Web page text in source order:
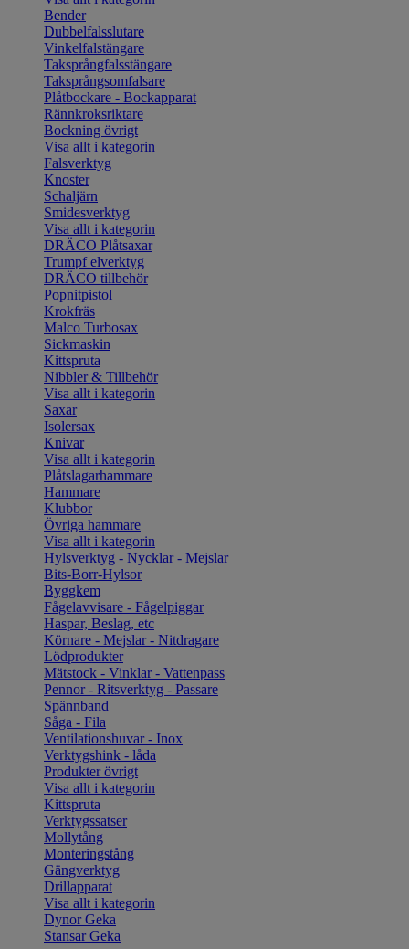
Bender
Dubbelfalsslutare
Vinkelfalstängare
Taksprångfalsstängare
Taksprångsomfalsare
Plåtbockare - Bockapparat
Rännkroksriktare
Bockning övrigt
Visa allt i kategorin
Falsverktyg
Knoster
Schaljärn
Smidesverktyg
Visa allt i kategorin
DRÄCO Plåtsaxar
Trumpf elverktyg
DRÄCO tillbehör
Popnitpistol
Krokfräs
Malco Turbosax
Sickmaskin
Kittspruta
Nibbler & Tillbehör
Visa allt i kategorin
Saxar
Isolersax
Knivar
Visa allt i kategorin
Plåtslagarhammare
Hammare
Klubbor
Övriga hammare
Visa allt i kategorin
Hylsverktyg - Nycklar - Mejslar
Bits-Borr-Hylsor
Byggkem
Fågelavvisare - Fågelpiggar
Haspar, Beslag, etc
Körnare - Mejslar - Nitdragare
Lödprodukter
Mätstock - Vinklar - Vattenpass
Pennor - Ritsverktyg - Passare
Spännband
Såga - Fila
Ventilationshuvar - Inox
Verktygshink - låda
Produkter övrigt
Visa allt i kategorin
Kittspruta
Verktygssatser
Mollytång
Monteringstång
Gängverktyg
Drillapparat
Visa allt i kategorin
Dynor Geka
Stansar Geka